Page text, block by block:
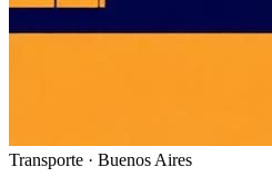
Transporte · Buenos Aires